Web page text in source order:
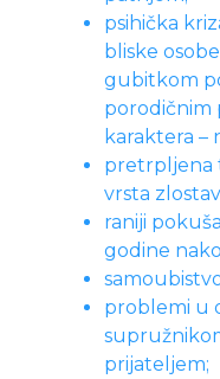
psihička
bliske
gubitkom
porodičnim
karaktera –
pretrpljena
vrsta
raniji
godine
problemi u
prijateljem;